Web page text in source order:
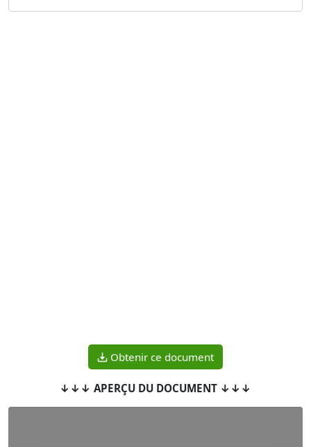
Obtenir ce document
↓↓↓ APERÇU DU DOCUMENT ↓↓↓